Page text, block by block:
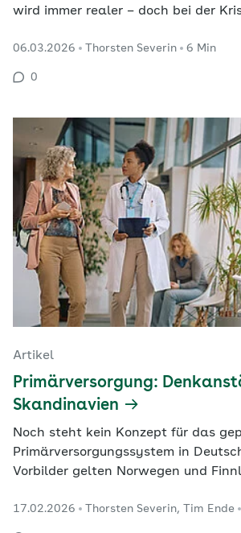
wird immer realer – doch bei der
machten Vertreter von Bundeswehr,
Gesundheitswesen und Politik bei
06.03.2026 Thorsten Severin 6 Min
0
Artikel
Primärversorgung:
Skandinavien
Noch steht kein Konzept für das
Primärversorgungssystem in
Vorbilder gelten Norwegen und
Gesundheitsausschusses
sich: Primärversorgungssysteme
17.02.2026 Thorsten Severin, Tim Ende